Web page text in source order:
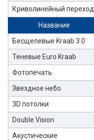
Криволинейный переход
Название
Бесщелевые Kraab 3.0
Теневые Euro Kraab
Фотопечать
Звездное небо
3D потолки
Double Vision
Акустические